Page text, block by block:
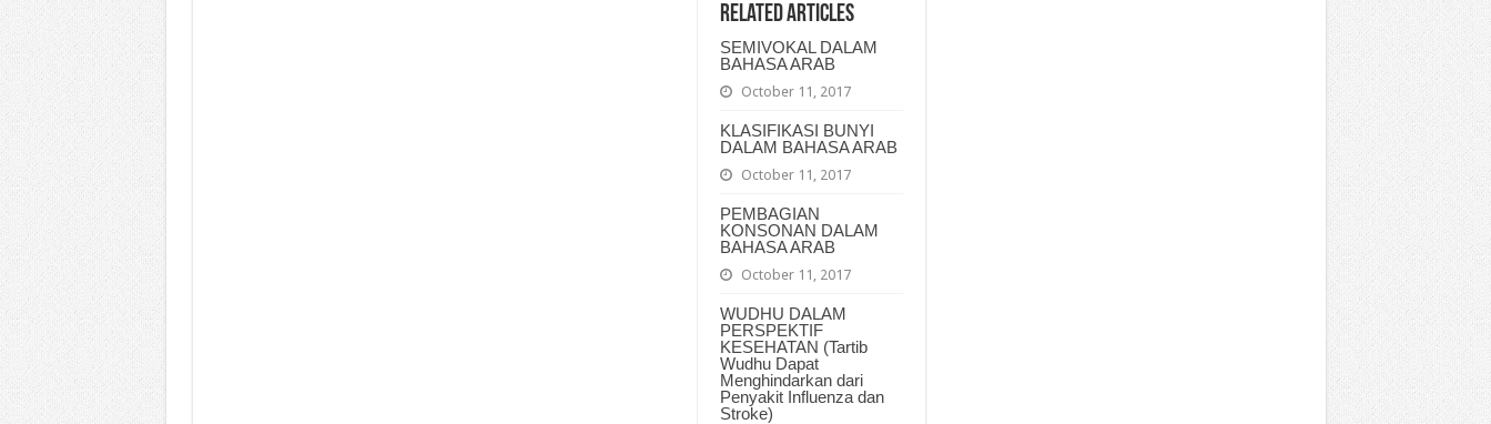
Related Articles
SEMIVOKAL DALAM
BAHASA ARAB
October 11, 2017
KLASIFIKASI BUNYI
DALAM BAHASA ARAB
October 11, 2017
PEMBAGIAN
KONSONAN DALAM
BAHASA ARAB
October 11, 2017
WUDHU DALAM
PERSPEKTIF
KESEHATAN (Tartib
Wudhu Dapat
Menghindarkan dari
Penyakit Influenza dan
Stroke)